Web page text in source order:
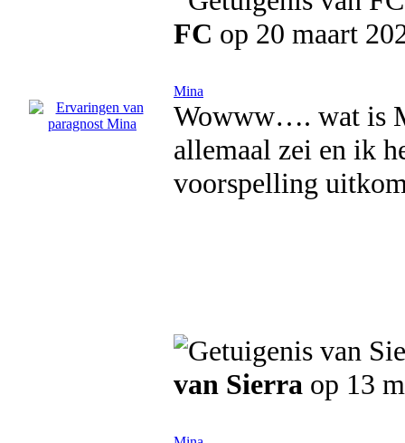
FC op 20 maart
Mina
Wowww…. wat is
allemaal zei en ik
voorspelling
van Sierra op 13